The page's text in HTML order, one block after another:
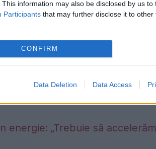
This information may also be disclosed by us
Participants that may further disclose it to other
CONFIRM
Data Deletion Data Access
energie: „Trebuie să